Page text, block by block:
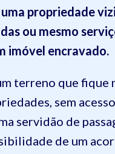
propriedade
ou mesmo
imóvel encravado.
terreno que fique
sem
servidão de
de um